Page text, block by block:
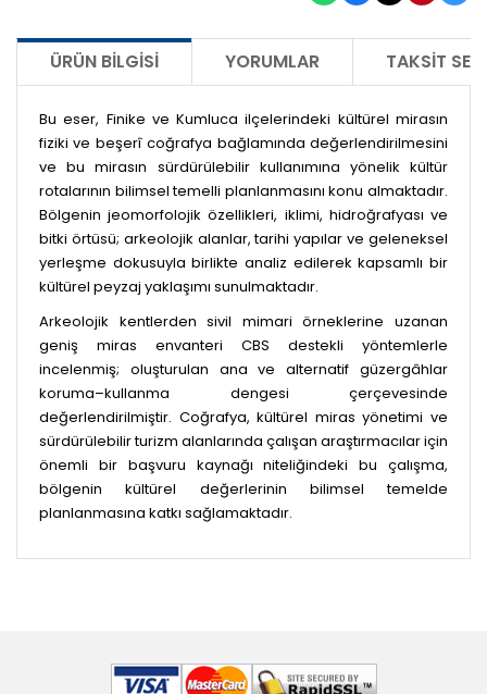
ÜRÜN BILGISI YORUMLAR TAKSIT
Bu eser, Finike ve Kumluca ilçelerindeki kültürel mirasın
fiziki ve beşerî coğrafya bağlamında değerlendirilmesini
ve bu mirasın sürdürülebilir kullanımına yönelik kültür
rotalarının bilimsel temelli planlanmasını konu almaktadır.
Bölgenin jeomorfolojik özellikleri, iklimi, hidroğrafyası ve
bitki örtüsü; arkeolojik alanlar, tarihi yapılar ve geleneksel
yerleşme dokusuyla birlikte analiz edilerek kapsamlı bir
kültürel peyzaj yaklaşımı sunulmaktadır.
Arkeolojik kentlerden sivil mimari örneklerine uzanan
geniş miras envanteri CBS destekli yöntemlerle
incelenmiş; oluşturulan ana ve alternatif güzergâhlar
koruma–kullanma dengesi çerçevesinde
değerlendirilmiştir. Coğrafya, kültürel miras yönetimi ve
sürdürülebilir turizm alanlarında çalışan araştırmacılar için
önemli bir başvuru kaynağı niteliğindeki bu çalışma,
bölgenin kültürel değerlerinin bilimsel temelde
planlanmasına katkı sağlamaktadır.